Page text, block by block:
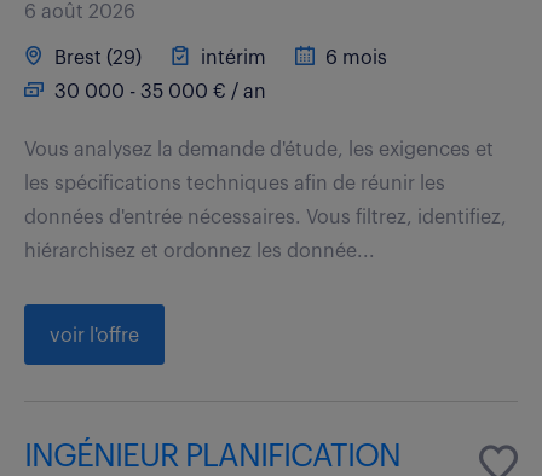
6 août 2026
Brest (29) intérim
6 mois
30 000 - 35 000 € / an
Vous analysez la demande d'étude, les exigences et
les spécifications techniques afin de réunir les
données d'entrée nécessaires. Vous filtrez, identifiez,
hiérarchisez et ordonnez les donnée...
voir l'offre
INGÉNIEUR PLANIFICATION